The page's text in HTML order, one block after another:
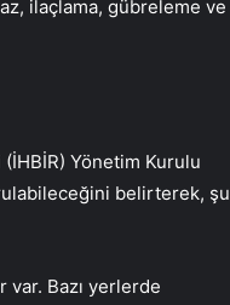
ilaçlama, gübreleme ve
Yönetim Kurulu
belirterek, şu
Bazı yerlerde